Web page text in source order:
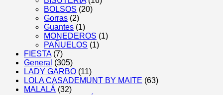
BOLSOS (20)
Gorras (2)
Guantes (1)
MONEDEROS (1)
PAÑUELOS (1)
FIESTA (7)
General (305)
LADY GARBO (11)
LOLA CASADEMUNT BY MAITE (63)
MALALÁ (32)